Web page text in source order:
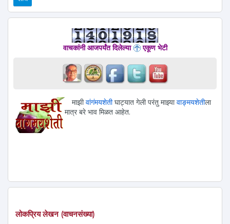
वाचकांनी आजपर्यंत दिलेल्या एकूण भेटी
माझीवांगंमयशेतीघाट्यात गेली परंतु माझ्यावाङ्मयशेतीला
मात्र बरे भाव मिळत आहेत.
लोकप्रिय लेखन (वाचनसंख्या)